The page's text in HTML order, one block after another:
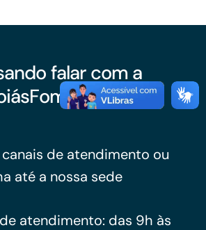
falar com a
canais de atendimento ou
até a nossa sede
atendimento: das 9h às